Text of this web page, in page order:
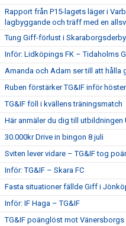
Rapport från P15-lagets läger i
lagbyggande och träff med en
Tung Giff-förlust i
Inför: Lidköpings FK – Tidaholms
Amanda och Adam ser till att hålla
Ruben förstärker TG&IF inför
TG&IF föll i kvällens träningsmatch
Här anmäler du dig till utbildningen
30.000kr Drive in bingon 8 juli
Sviten lever vidare – TG&IF tog
Inför: TG&IF – Skara FC
Fasta situationer fällde Giff i
Inför: IF Haga – TG&IF
TG&IF poänglöst mot Vänersborgs